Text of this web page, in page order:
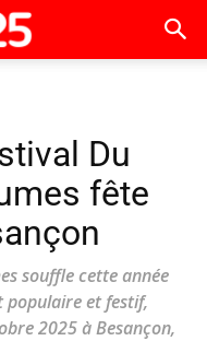
Du
fête
souffle cette année
populaire et festif,
2025 à Besançon,